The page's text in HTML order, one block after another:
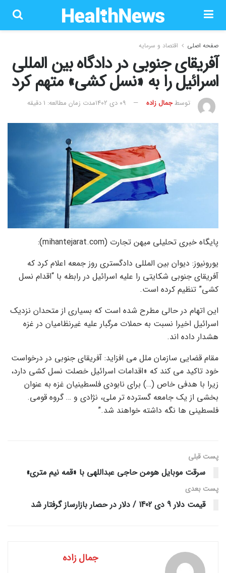
صفحه اصلی اقتصاد و سرمایه
آفریقای جنوبی در دادگاه بین المللی
اسرائیل را به «نسل‌ کشی» متهم کرد
توسطجمال زاده ۰۹ دی ۱۴۰۲ مدت زمان مطالعه: 1 دقیقه
پایگاه خبری تحلیلی میهن تجارت (mihantejarat.com):
یورونیوز: دیوان بین المللی دادگستری روز جمعه اعلام کرد که
آفریقای جنوبی شکایتی را علیه اسرائیل در رابطه با “اقدام نسل
کشی” تنظیم کرده است.
این اتهام در حالی مطرح شده است که بسیاری از متحدان نزدیک
اسرائیل اخیرا نسبت به حملات مرگبار علیه غیرنظامیان در غزه
هشدار داده اند.
مقام قضایی سازمان ملل می افزاید: آفریقای جنوبی در درخواست
خود تاکید می کند که «اقدامات اسرائیل خصلت نسل کشی دارد،
زیرا با هدفی خاص (…) برای نابودی فلسطینیان غزه به عنوان
بخشی از یک جامعه گسترده تر ملی، نژادی و … گروه قومی.
فلسطینی ها نگه داشته خواهند شد.”
پست قبلی
سرقت موبایل هومن حاجی عبداللهی با «قمه نیم متری»
پست‌ بعدی
قیمت دلار 9 دی 1402 / دلار در حصار بازارساز گرفتار شد
جمال زاده